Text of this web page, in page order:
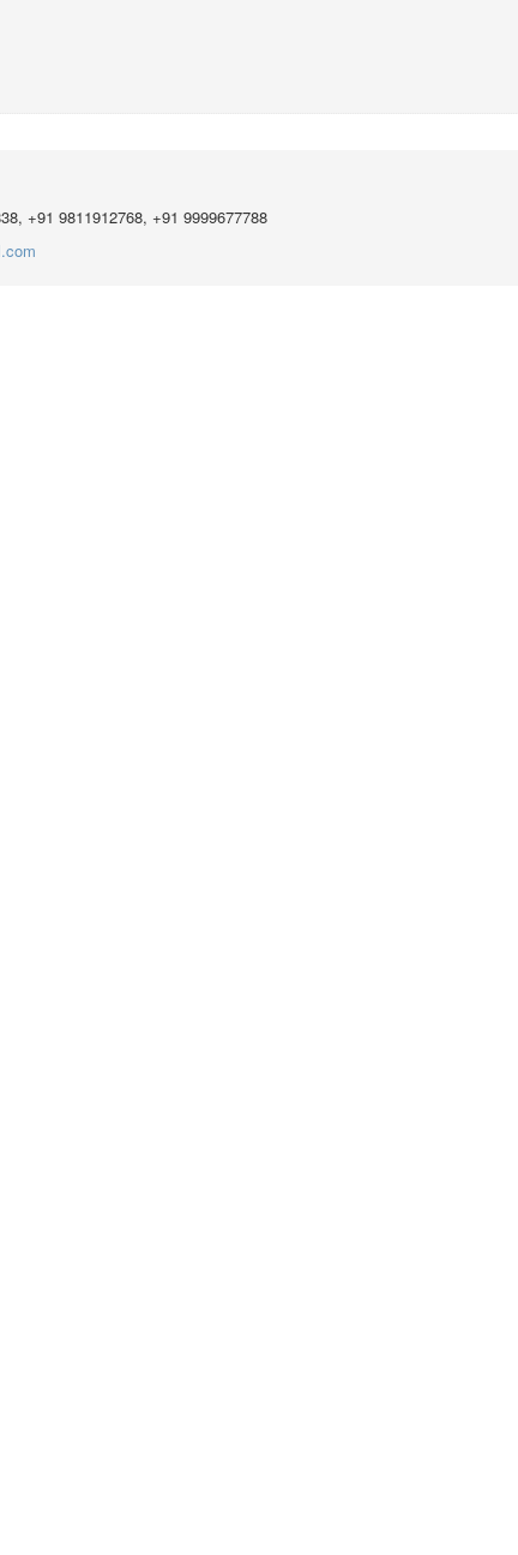
+91 9811912768, +91 9999677788